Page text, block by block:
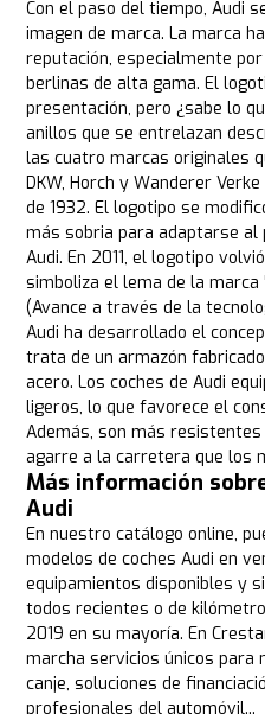
Con el paso del tiempo, Audi
imagen de marca. La marca
reputación, especialmente
berlinas de alta gama. El
presentación, pero ¿sabe lo
anillos que se entrelazan
las cuatro marcas originales
DKW, Horch y Wanderer
de 1932. El logotipo se
más sobria para adaptarse al
Audi. En 2011, el logotipo
simboliza el lema de la marca
(Avance a través de la
Audi ha desarrollado el
trata de un armazón
acero. Los coches de Audi
ligeros, lo que favorece el
Además, son más
agarre a la carretera que los
Más información
Audi
En nuestro catálogo online,
modelos de coches Audi en
equipamientos disponibles y
todos recientes o de
2019 en su mayoría. En
marcha servicios únicos
canje, soluciones de
profesionales del automóvil...